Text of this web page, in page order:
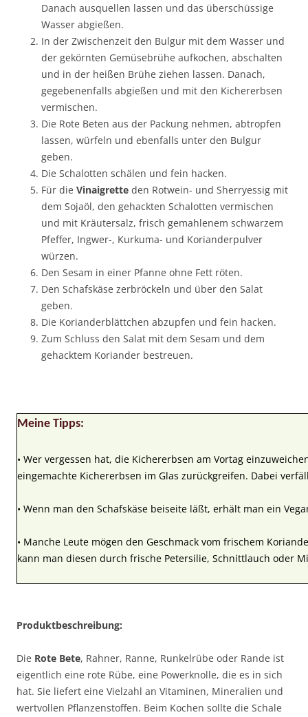
Danach ausquellen lassen und das überschüssige
Wasser abgießen.
In der Zwischenzeit den Bulgur mit dem Wasser und
der gekörnten Gemüsebrühe aufkochen, abschalten
und in der heißen Brühe ziehen lassen. Danach,
gegebenenfalls abgießen und mit den Kichererbsen
vermischen.
Die Rote Beten aus der Packung nehmen, abtropfen
lassen, würfeln und ebenfalls unter den Bulgur
geben.
Die Schalotten schälen und fein hacken.
Für die Vinaigrette den Rotwein- und Sherryessig mit
dem Sojaöl, den gehackten Schalotten vermischen
und mit Kräutersalz, frisch gemahlenem schwarzem
Pfeffer, Ingwer-, Kurkuma- und Korianderpulver
würzen.
Den Sesam in einer Pfanne ohne Fett röten.
Den Schafskäse zerbröckeln und über den Salat
geben.
Die Korianderblättchen abzupfen und fein hacken.
Zum Schluss den Salat mit dem Sesam und dem
gehacktem Koriander bestreuen.
Meine Tipps:
• Wer vergessen hat, die Kichererbsen am Vortag
eingemachte Kichererbsen im Glas zurückgreifen. Dabei
• Wenn man den Schafskäse beiseite läßt, erhält man ein
• Manche Leute mögen den Geschmack vom frischem
kann man diesen durch frische Petersilie, Schnittlauch oder
Produktbeschreibung:
Die Rote Bete, Rahner, Ranne, Runkelrübe oder Rande ist
eigentlich eine rote Rübe, eine Powerknolle, die es in sich
hat. Sie liefert eine Vielzahl an Vitaminen, Mineralien und
wertvollen Pflanzenstoffen. Beim Kochen sollte die Schale